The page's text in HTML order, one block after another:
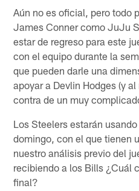
Aún no es oficial, pero todo
James Conner como JuJu
estar de regreso para este
con el equipo durante la
que pueden darle una
apoyar a Devlin Hodges (y
contra de un muy
Los Steelers estarán
domingo, con el que tienen
nuestro análisis previo del
recibiendo a los Bills ¿Cuál
final?